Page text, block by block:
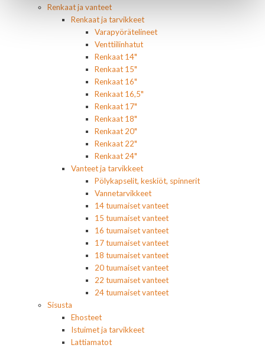
Renkaat ja vanteet
Renkaat ja tarvikkeet
Varapyörätelineet
Venttiilinhatut
Renkaat 14"
Renkaat 15"
Renkaat 16"
Renkaat 16,5"
Renkaat 17"
Renkaat 18"
Renkaat 20"
Renkaat 22"
Renkaat 24"
Vanteet ja tarvikkeet
Pölykapselit, keskiöt, spinnerit
Vannetarvikkeet
14 tuumaiset vanteet
15 tuumaiset vanteet
16 tuumaiset vanteet
17 tuumaiset vanteet
18 tuumaiset vanteet
20 tuumaiset vanteet
22 tuumaiset vanteet
24 tuumaiset vanteet
Sisusta
Ehosteet
Istuimet ja tarvikkeet
Lattiamatot